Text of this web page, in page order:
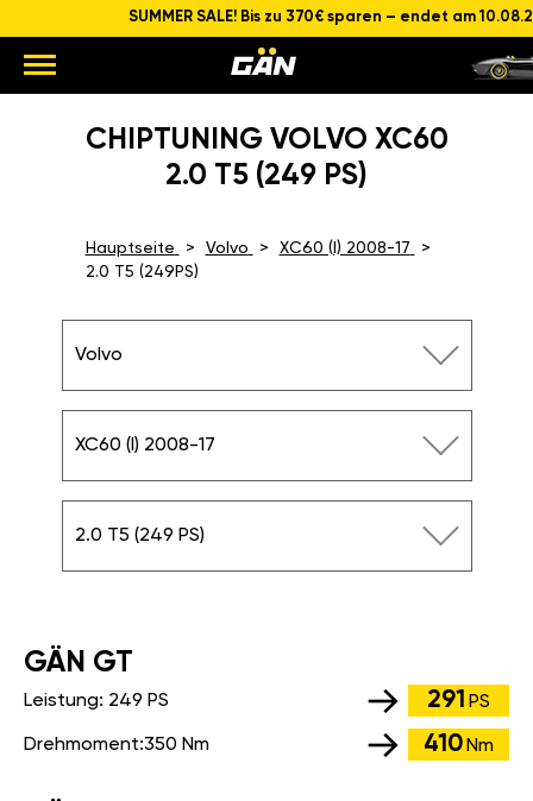
SUMMER SALE! Bis zu 370€ sparen – endet am
CHIPTUNING VOLVO XC60
2.0 T5 (249 PS)
Hauptseite Volvo
XC60 (I) 2008-17
2.0 T5 (249PS)
Volvo
XC60 (I) 2008-17
2.0 T5 (249 PS)
GÄN GT
Leistung: 249 PS 291 PS
Drehmoment:350 Nm 410 Nm